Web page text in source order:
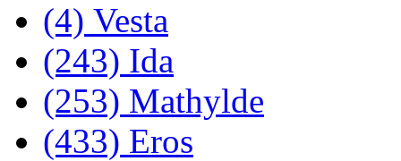
(4) Vesta
(243) Ida
(253) Mathylde
(433) Eros